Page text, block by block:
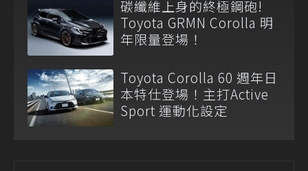
碳纖維上身的終極鋼砲!
Toyota GRMN Corolla 明
年限量登場！
Toyota Corolla 60 週年日
本特仕登場！主打Active
Sport 運動化設定